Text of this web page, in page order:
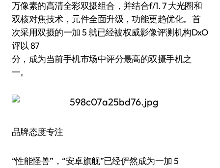
万像素的高清全彩双摄组合，并结合f/1. 7 大光圈和
双核对焦技术，元件全面升级，功能更趋优化。首
次采用双摄的一加 5 就已经被权威影像评测机构DxO
评以 87
分，成为当前手机市场中评分最高的双摄手机之
一。
品牌态度专注
“性能怪兽”，“安卓旗舰”已经俨然成为一加 5